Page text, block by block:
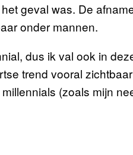
geval was. De
onder mannen.
dus ik val ook in
trend vooral
(zoals mijn